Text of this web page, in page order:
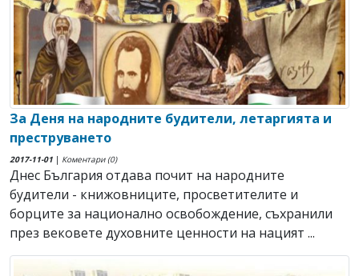
За Деня на народните будители, летаргията и
преструването
2017-11-01 | Коментари (0)
Днес България отдава почит на народните
будители - книжовниците, просветителите и
борците за национално освобождение, съхранили
през вековете духовните ценности на нацият ...